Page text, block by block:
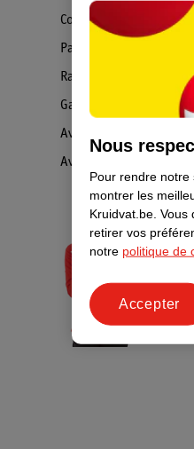
Commande & Livraison
Paiement
Rappel & Retour
Garantie
Avis de sécurité
Avis
Nous
Pour rendre notre
montrer les
Kruidvat.be. Vous
retirer vos
notre politique de
Accepter